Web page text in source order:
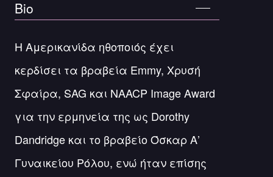
Bio
Η Αμερικανίδα ηθοποιός έχει
κερδίσει τα βραβεία Emmy, Χρυσή
Σφαίρα, SAG και NAACP Image Award
για την ερμηνεία της ως Dorothy
Dandridge και το βραβείο Όσκαρ Α’
Γυναικείου Ρόλου, ενώ ήταν επίσης